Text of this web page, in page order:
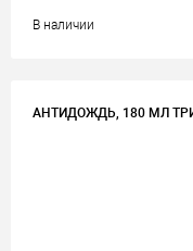
В наличии
АНТИДОЖДЬ, 180 МЛ